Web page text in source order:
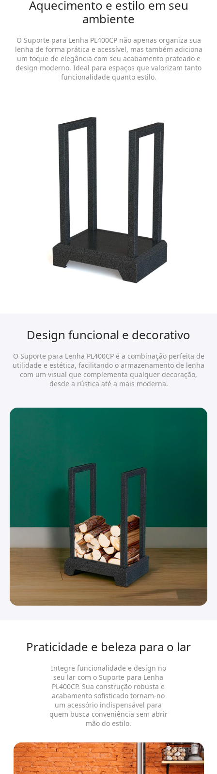
Aquecimento e estilo em seu
ambiente
O Suporte para Lenha PL400CP não apenas organiza sua
lenha de forma prática e acessível, mas também adiciona
um toque de elegância com seu acabamento prateado e
design moderno. Ideal para espaços que valorizam tanto
funcionalidade quanto estilo.
Design funcional e decorativo
O Suporte para Lenha PL400CP é a combinação perfeita de
utilidade e estética, facilitando o armazenamento de lenha
com um visual que complementa qualquer decoração,
desde a rústica até a mais moderna.
Praticidade e beleza para o lar
Integre funcionalidade e design no
seu lar com o Suporte para Lenha
PL400CP. Sua construção robusta e
acabamento sofisticado tornam-no
um acessório indispensável para
quem busca conveniência sem abrir
mão do estilo.